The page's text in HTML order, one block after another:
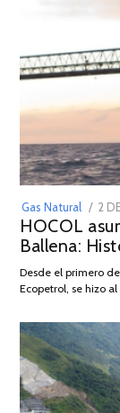
Gas Natural
ON
2
HOCOL
Ballena:
Desde el primero
Ecopetrol, se hizo